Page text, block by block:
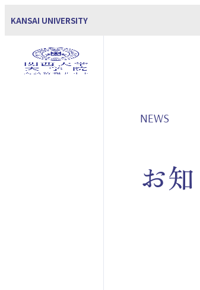
KANSAI UNIVERSITY
NEWS
お